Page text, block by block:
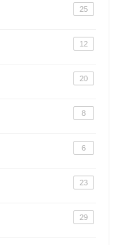
25
12
20
8
6
23
29